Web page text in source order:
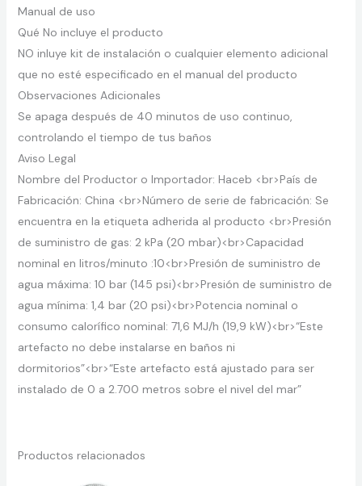
Manual de uso
Qué No incluye el producto
NO inluye kit de instalación o cualquier elemento adicional
que no esté especificado en el manual del producto
Observaciones Adicionales
Se apaga después de 40 minutos de uso continuo,
controlando el tiempo de tus baños
Aviso Legal
Nombre del Productor o Importador: Haceb <br>País de
Fabricación: China <br>Número de serie de fabricación: Se
encuentra en la etiqueta adherida al producto <br>Presión
de suministro de gas: 2 kPa (20 mbar)<br>Capacidad
nominal en litros/minuto :10<br>Presión de suministro de
agua máxima: 10 bar (145 psi)<br>Presión de suministro de
agua mínima: 1,4 bar (20 psi)<br>Potencia nominal o
consumo calorífico nominal: 71,6 MJ/h (19,9 kW)<br>“Este
artefacto no debe instalarse en baños ni
dormitorios”<br>“Este artefacto está ajustado para ser
instalado de 0 a 2.700 metros sobre el nivel del mar”
Productos relacionados